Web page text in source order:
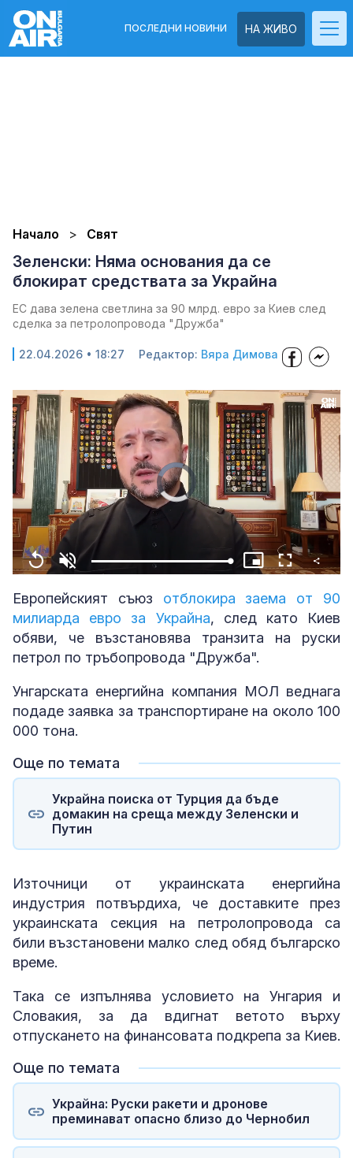
НА ЖИВО
ПОСЛЕДНИ НОВИНИ
Начало Свят
Зеленски: Няма основания да се
блокират средствата за Украйна
ЕС дава зелена светлина за 90 млрд. евро за Киев след
сделка за петролопровода "Дружба"
22.04.2026 • 18:27 Редактор: Вяра Димова
Replay Unmute Loaded:
Picture-
Fullscreen
Европейският съюз отблокира заема от 90
милиарда евро за Украйна, след като Киев
обяви, че възстановява транзита на руски
петрол по тръбопровода "Дружба".
Унгарската енергийна компания МОЛ веднага
подаде заявка за транспортиране на около 100
000 тона.
Още по темата
Украйна поиска от Турция да бъде
домакин на среща между Зеленски и
Путин
Източници от украинската енергийна
индустрия потвърдиха, че доставките през
украинската секция на петролопровода са
били възстановени малко след обяд българско
време.
Така се изпълнява условието на Унгария и
Словакия, за да вдигнат ветото върху
отпускането на финансовата подкрепа за Киев.
Още по темата
Украйна: Руски ракети и дронове
преминават опасно близо до Чернобил